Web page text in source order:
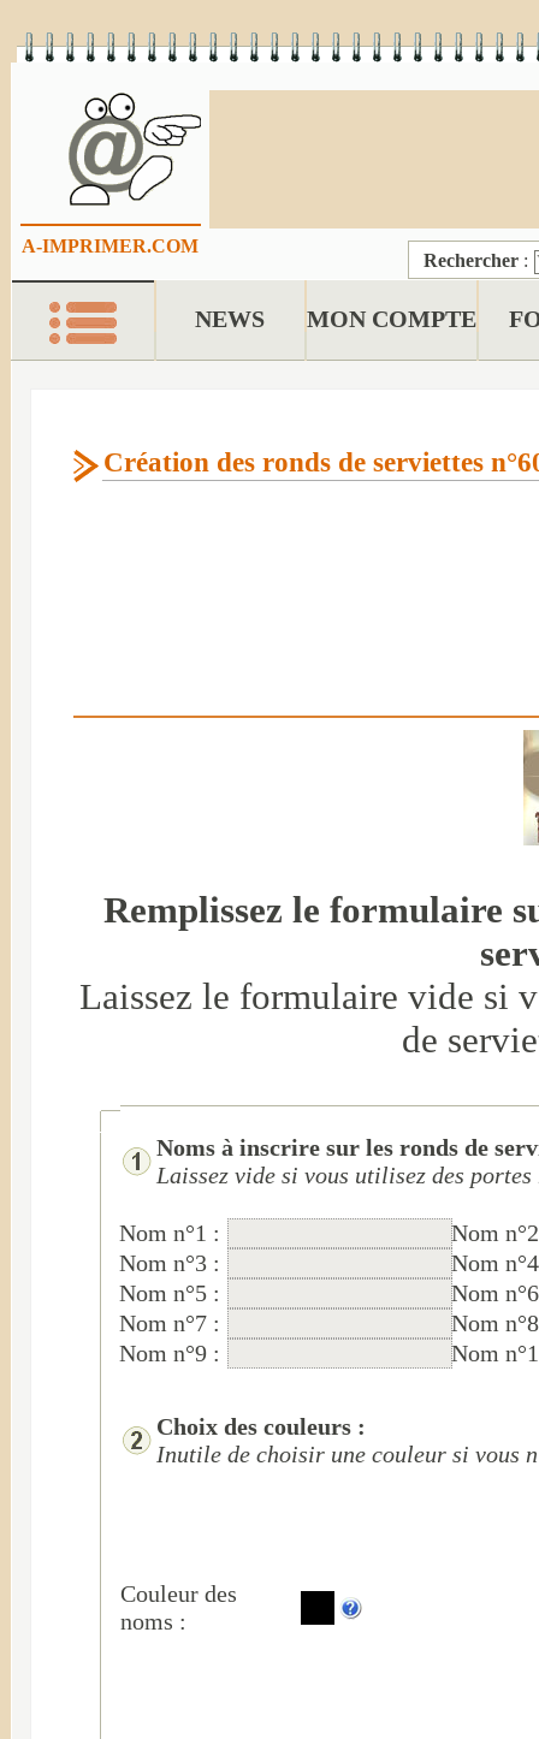
A-IMPRIMER.COM
Rechercher :
NEWS MON COMPTE
Création des ronds de serviettes
Remplissez le formulaire
Laissez le formulaire vide si
de
Noms à inscrire sur les ronds de
Laissez vide si vous utilisez des portes
Nom n°1 :
Nom
Nom n°3 :
Nom
Nom n°5 :
Nom
Nom n°7 :
Nom
Nom n°9 :
Nom
Choix des couleurs :
Inutile de choisir une couleur si vous
Couleur des
noms :